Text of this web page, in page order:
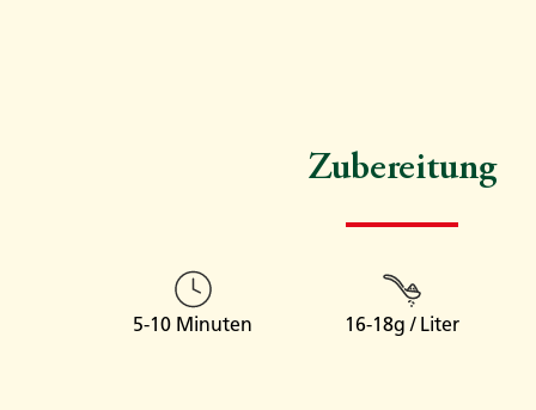
Zubereitung
5-10 Minuten 16-18g / Liter